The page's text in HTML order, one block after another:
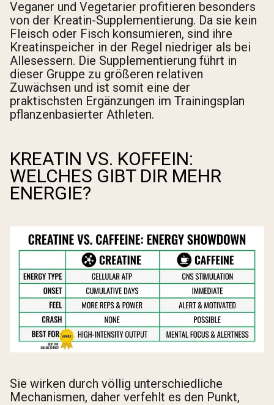
Veganer und Vegetarier profitieren besonders
von der Kreatin-Supplementierung. Da sie kein
Fleisch oder Fisch konsumieren, sind ihre
Kreatinspeicher in der Regel niedriger als bei
Allesessern. Die Supplementierung führt in
dieser Gruppe zu größeren relativen
Zuwächsen und ist somit eine der
praktischsten Ergänzungen im Trainingsplan
pflanzenbasierter Athleten.
KREATIN VS. KOFFEIN:
WELCHES GIBT DIR MEHR
ENERGIE?
Sie wirken durch völlig unterschiedliche
Mechanismen, daher verfehlt es den Punkt,